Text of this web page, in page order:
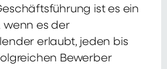
ist es ein
wenn es der
erlaubt, jeden bis
Bewerber